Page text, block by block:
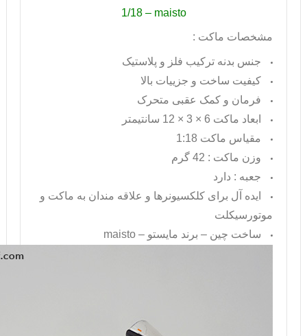
1/18 – maisto
مشخصات ماکت :
جنس بدنه ترکیب فلز و پلاستیک
کیفیت ساخت و جزییات بالا
فرمان و کمک عقبی متحرک
ابعاد ماکت 6 × 3 × 12 سانتیمتر
مقیاس ماکت 1:18
وزن ماکت : 42 گرم
جعبه : دارد
ایده آل برای کلکسیونرها و علاقه مندان به ماکت و
موتورسیکلت
ساخت چین – برند مایستو – maisto